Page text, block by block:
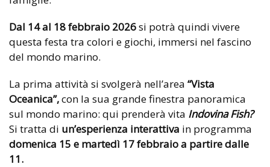
Dal 14 al 18 febbraio 2026si potrà quindi vivere
questa festa tra colori e giochi, immersi nel fascino
del mondo marino.
La prima attività si svolgerà nell’area “Vista
Oceanica”,con la sua grande finestra panoramica
sul mondo marino: qui prenderà vita Indovina Fish?
Si tratta di un’esperienza interattiva in programma
domenica 15 e martedì 17 febbraio a partire dalle
11.